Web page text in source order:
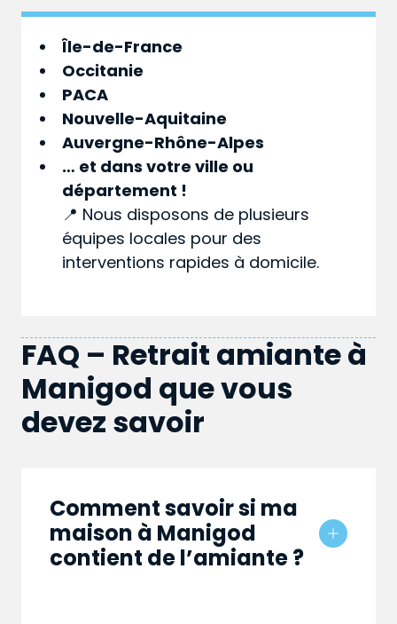
Île-de-France
Occitanie
PACA
Nouvelle-Aquitaine
Auvergne-Rhône-Alpes
… et dans votreville ou
département !
📍 Nous disposons de plusieurs
équipes locales pour des
interventions rapides à domicile.
FAQ – Retrait amiante à
Manigod que vous
devez savoir
Comment savoir si ma
maison à Manigod
contient de l’amiante ?